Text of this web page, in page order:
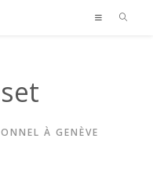
À GENÈVE